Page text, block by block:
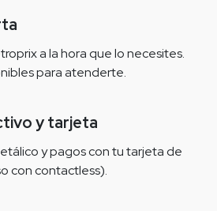
a la hora que lo necesites.
para atenderte.
y tarjeta
y pagos con tu tarjeta de
con contactless).